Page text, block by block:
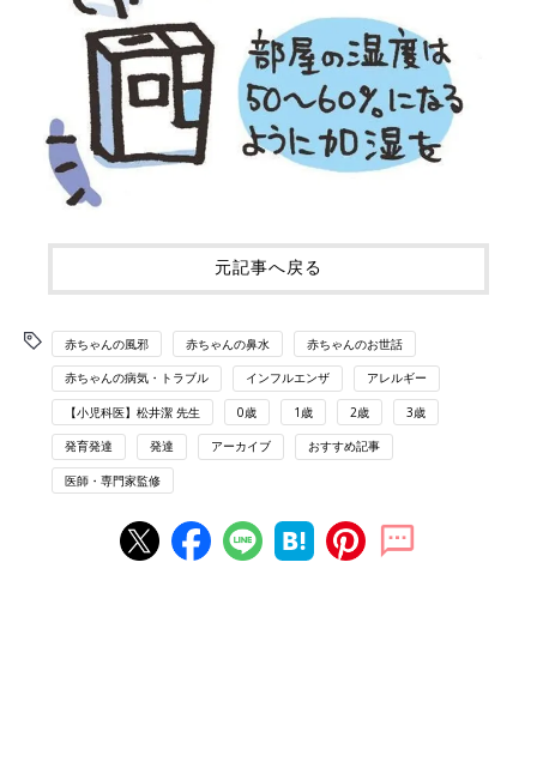
元記事へ戻る
赤ちゃんの風邪 赤ちゃんの鼻水 赤ちゃんのお世話
赤ちゃんの病気・トラブル インフルエンザ アレルギー
【小児科医】松井潔 先生 0歳 1歳 2歳 3歳
発育発達 発達 アーカイブ おすすめ記事
医師・専門家監修